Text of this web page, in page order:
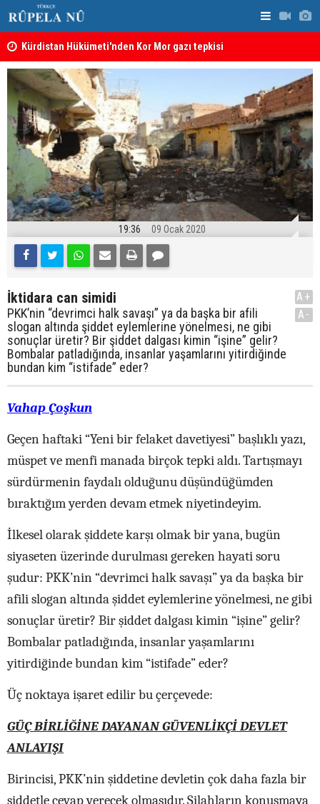
Kürdistan Hükümeti'nden Kor Mor gazı tepkisi
19:36 09 Ocak 2020
İktidara can simidi
PKK’nin “devrimci halk savaşı” ya da başka bir afili
slogan altında şiddet eylemlerine yönelmesi, ne gibi
sonuçlar üretir? Bir şiddet dalgası kimin “işine” gelir?
Bombalar patladığında, insanlar yaşamlarını yitirdiğinde
bundan kim “istifade” eder?
A+
A-
Vahap Çoşkun
Geçen haftaki “Yeni bir felaket davetiyesi” başlıklı yazı,
müspet ve menfi manada birçok tepki aldı. Tartışmayı
sürdürmenin faydalı olduğunu düşündüğümden
bıraktığım yerden devam etmek niyetindeyim.
İlkesel olarak şiddete karşı olmak bir yana, bugün
siyaseten üzerinde durulması gereken hayati soru
şudur: PKK’nin “devrimci halk savaşı” ya da başka bir
afili slogan altında şiddet eylemlerine yönelmesi, ne gibi
sonuçlar üretir? Bir şiddet dalgası kimin “işine” gelir?
Bombalar patladığında, insanlar yaşamlarını
yitirdiğinde bundan kim “istifade” eder?
Üç noktaya işaret edilir bu çerçevede:
GÜÇ BİRLİĞİNE DAYANAN GÜVENLİKÇİ DEVLET
ANLAYIŞI
Birincisi, PKK’nin şiddetine devletin çok daha fazla bir
şiddetle cevap verecek olmasıdır. Silahların konuşmaya